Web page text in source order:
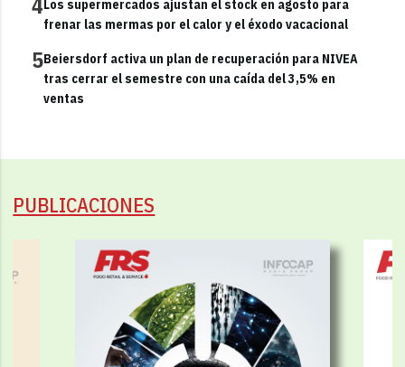
Los supermercados ajustan el stock en agosto para
frenar las mermas por el calor y el éxodo vacacional
5Beiersdorf activa un plan de recuperación para NIVEA
tras cerrar el semestre con una caída del 3,5% en
ventas
PUBLICACIONES